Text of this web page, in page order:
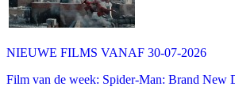
NIEUWE FILMS VANAF 30-07-2026
Film van de week: Spider-Man: Brand New